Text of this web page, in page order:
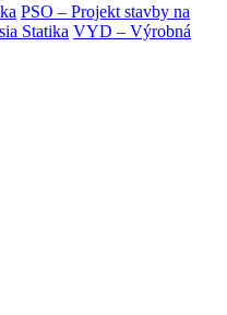
PSO – Projekt stavby na
Statika VYD – Výrobná